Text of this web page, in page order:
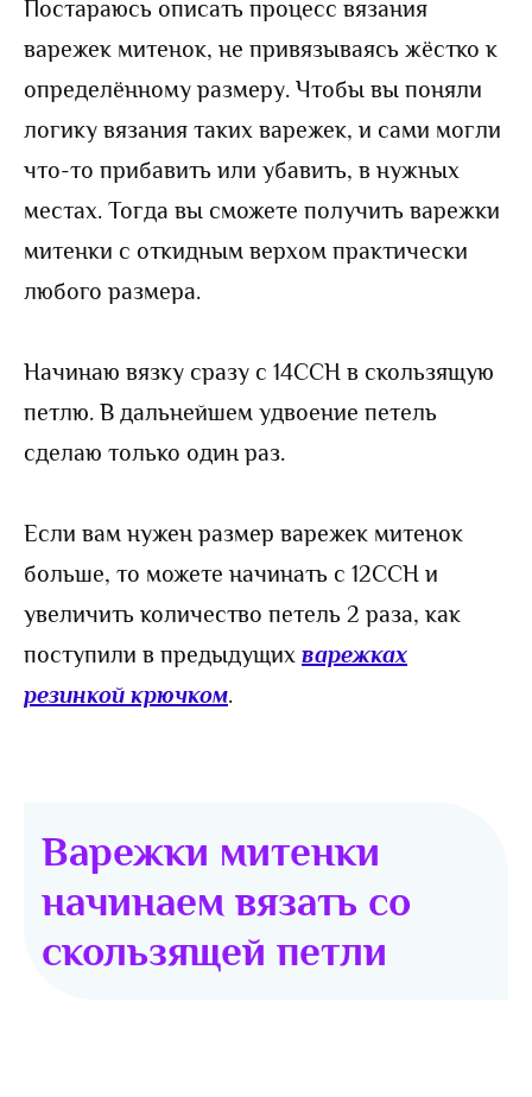
Постараюсь описать процесс вязания
варежек митенок, не привязываясь жёстко к
определённому размеру. Чтобы вы поняли
логику вязания таких варежек, и сами могли
что-то прибавить или убавить, в нужных
местах. Тогда вы сможете получить варежки
митенки с откидным верхом практически
любого размера.
Начинаю вязку сразу с 14ССН в скользящую
петлю. В дальнейшем удвоение петель
сделаю только один раз.
Если вам нужен размер варежек митенок
больше, то можете начинать с 12ССН и
увеличить количество петель 2 раза, как
поступили в предыдущих варежках
резинкой крючком.
Варежки митенки
начинаем вязать со
скользящей петли